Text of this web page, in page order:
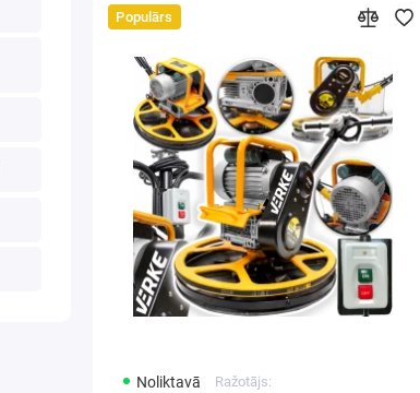
Populārs
Noliktavā Ražotājs: